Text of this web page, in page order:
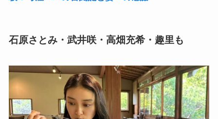
石原さとみ・武井咲・高畑充希・趣里も